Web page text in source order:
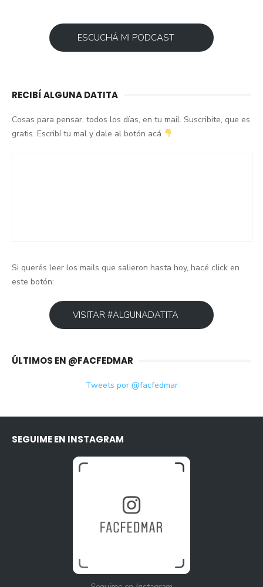
ESCUCHÁ MI PODCAST
RECIBÍ ALGUNA DATITA
Cosas para pensar, todos los días, en tu mail. Suscribite, que es
gratis. Escribí tu mal y dale al botón acá
Si querés leer los mails que salieron hasta hoy, hacé click en
este botón:
VISITAR #ALGUNADATITA
ÚLTIMOS EN @FACFEDMAR
Tweets por @facfedmar
SEGUIME EN INSTAGRAM